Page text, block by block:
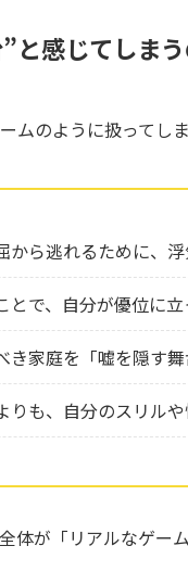
と感じてしま
ムのように扱ってし
から逃れるために、
とで、自分が優位に
き家庭を「嘘を隠す
りも、自分のスリル
体が「リアルなゲー